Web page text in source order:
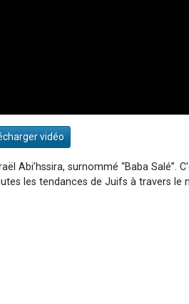
vidéo
Abi’hssira, surnommé “Baba Salé”.
les tendances de Juifs à travers le